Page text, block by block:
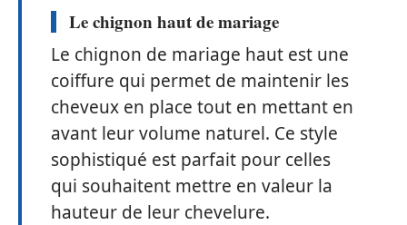
Le chignon haut de mariage
Le chignon de mariage haut est une
coiffure qui permet de maintenir les
cheveux en place tout en mettant en
avant leur volume naturel. Ce style
sophistiqué est parfait pour celles
qui souhaitent mettre en valeur la
hauteur de leur chevelure.